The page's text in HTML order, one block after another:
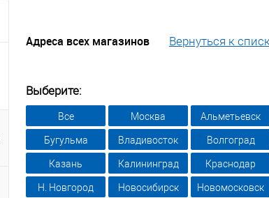
Адреса всех магазинов Вернуться к
Выберите:
Все Москва Альметьевск
Бугульма Владивосток Волгоград
Казань Калининград Краснодар
Н. Новгород Новосибирск Новомосковск